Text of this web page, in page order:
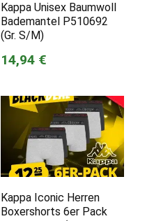
Kappa Unisex Baumwoll
Bademantel P510692
(Gr. S/M)
14,94 €
Kappa Iconic Herren
Boxershorts 6er Pack